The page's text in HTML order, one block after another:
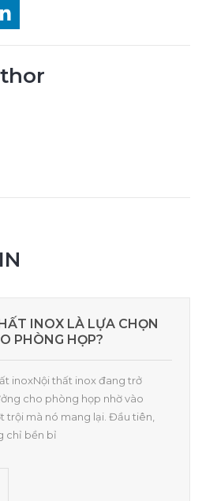
INOX LÀ LỰA CHỌN
PHÒNG HỌP?
inoxNội thất inox đang trở
cho phòng họp nhờ vào
trội mà nó mang lại. Đầu tiên,
chỉ bền bỉ